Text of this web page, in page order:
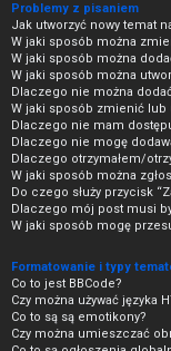
Problemy z pisaniem
Jak utworzyć nowy temat
W jaki sposób można
W jaki sposób można
W jaki sposób można
Dlaczego nie można
W jaki sposób zmienić lub
Dlaczego nie mam
Dlaczego nie mogę
Dlaczego otrzymałem/
W jaki sposób można
Do czego służy przycisk
Dlaczego mój post musi
W jaki sposób mogę
Formatowanie i typy
Co to jest BBCode?
Czy można używać języka
Co to są są emotikony?
Czy można umieszczać